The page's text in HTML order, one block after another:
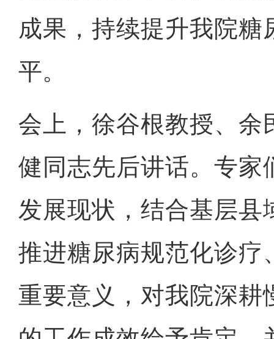
成果，持续提升我院
平。
会上，徐谷根教授、
健同志先后讲话。专家
发展现状，结合基层
推进糖尿病规范化诊疗
重要意义，对我院深